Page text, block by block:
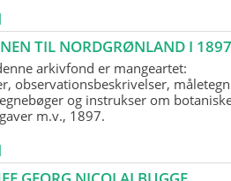
TIL NORDGRØNLAND I
arkivfond er mangeartet:
observationsbeskrivelser,
og instrukser om
m.v., 1897.